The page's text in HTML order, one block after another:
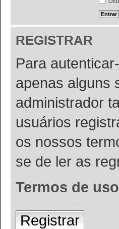
REGISTRAR
Para
apenas alguns
administrador
usuários
os nossos
se de ler as
Termos de uso
Registrar